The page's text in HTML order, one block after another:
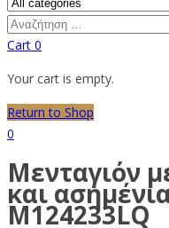
Cart 0
Your cart is empty.
Return to Shop
0
Μενταγιόν
και
M124233LQ